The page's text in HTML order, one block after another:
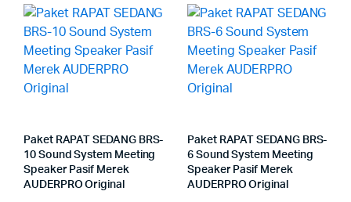
Paket RAPAT SEDANG BRS-
10 Sound System Meeting
Speaker Pasif Merek
AUDERPRO Original
Paket RAPAT SEDANG BRS-
6 Sound System Meeting
Speaker Pasif Merek
AUDERPRO Original